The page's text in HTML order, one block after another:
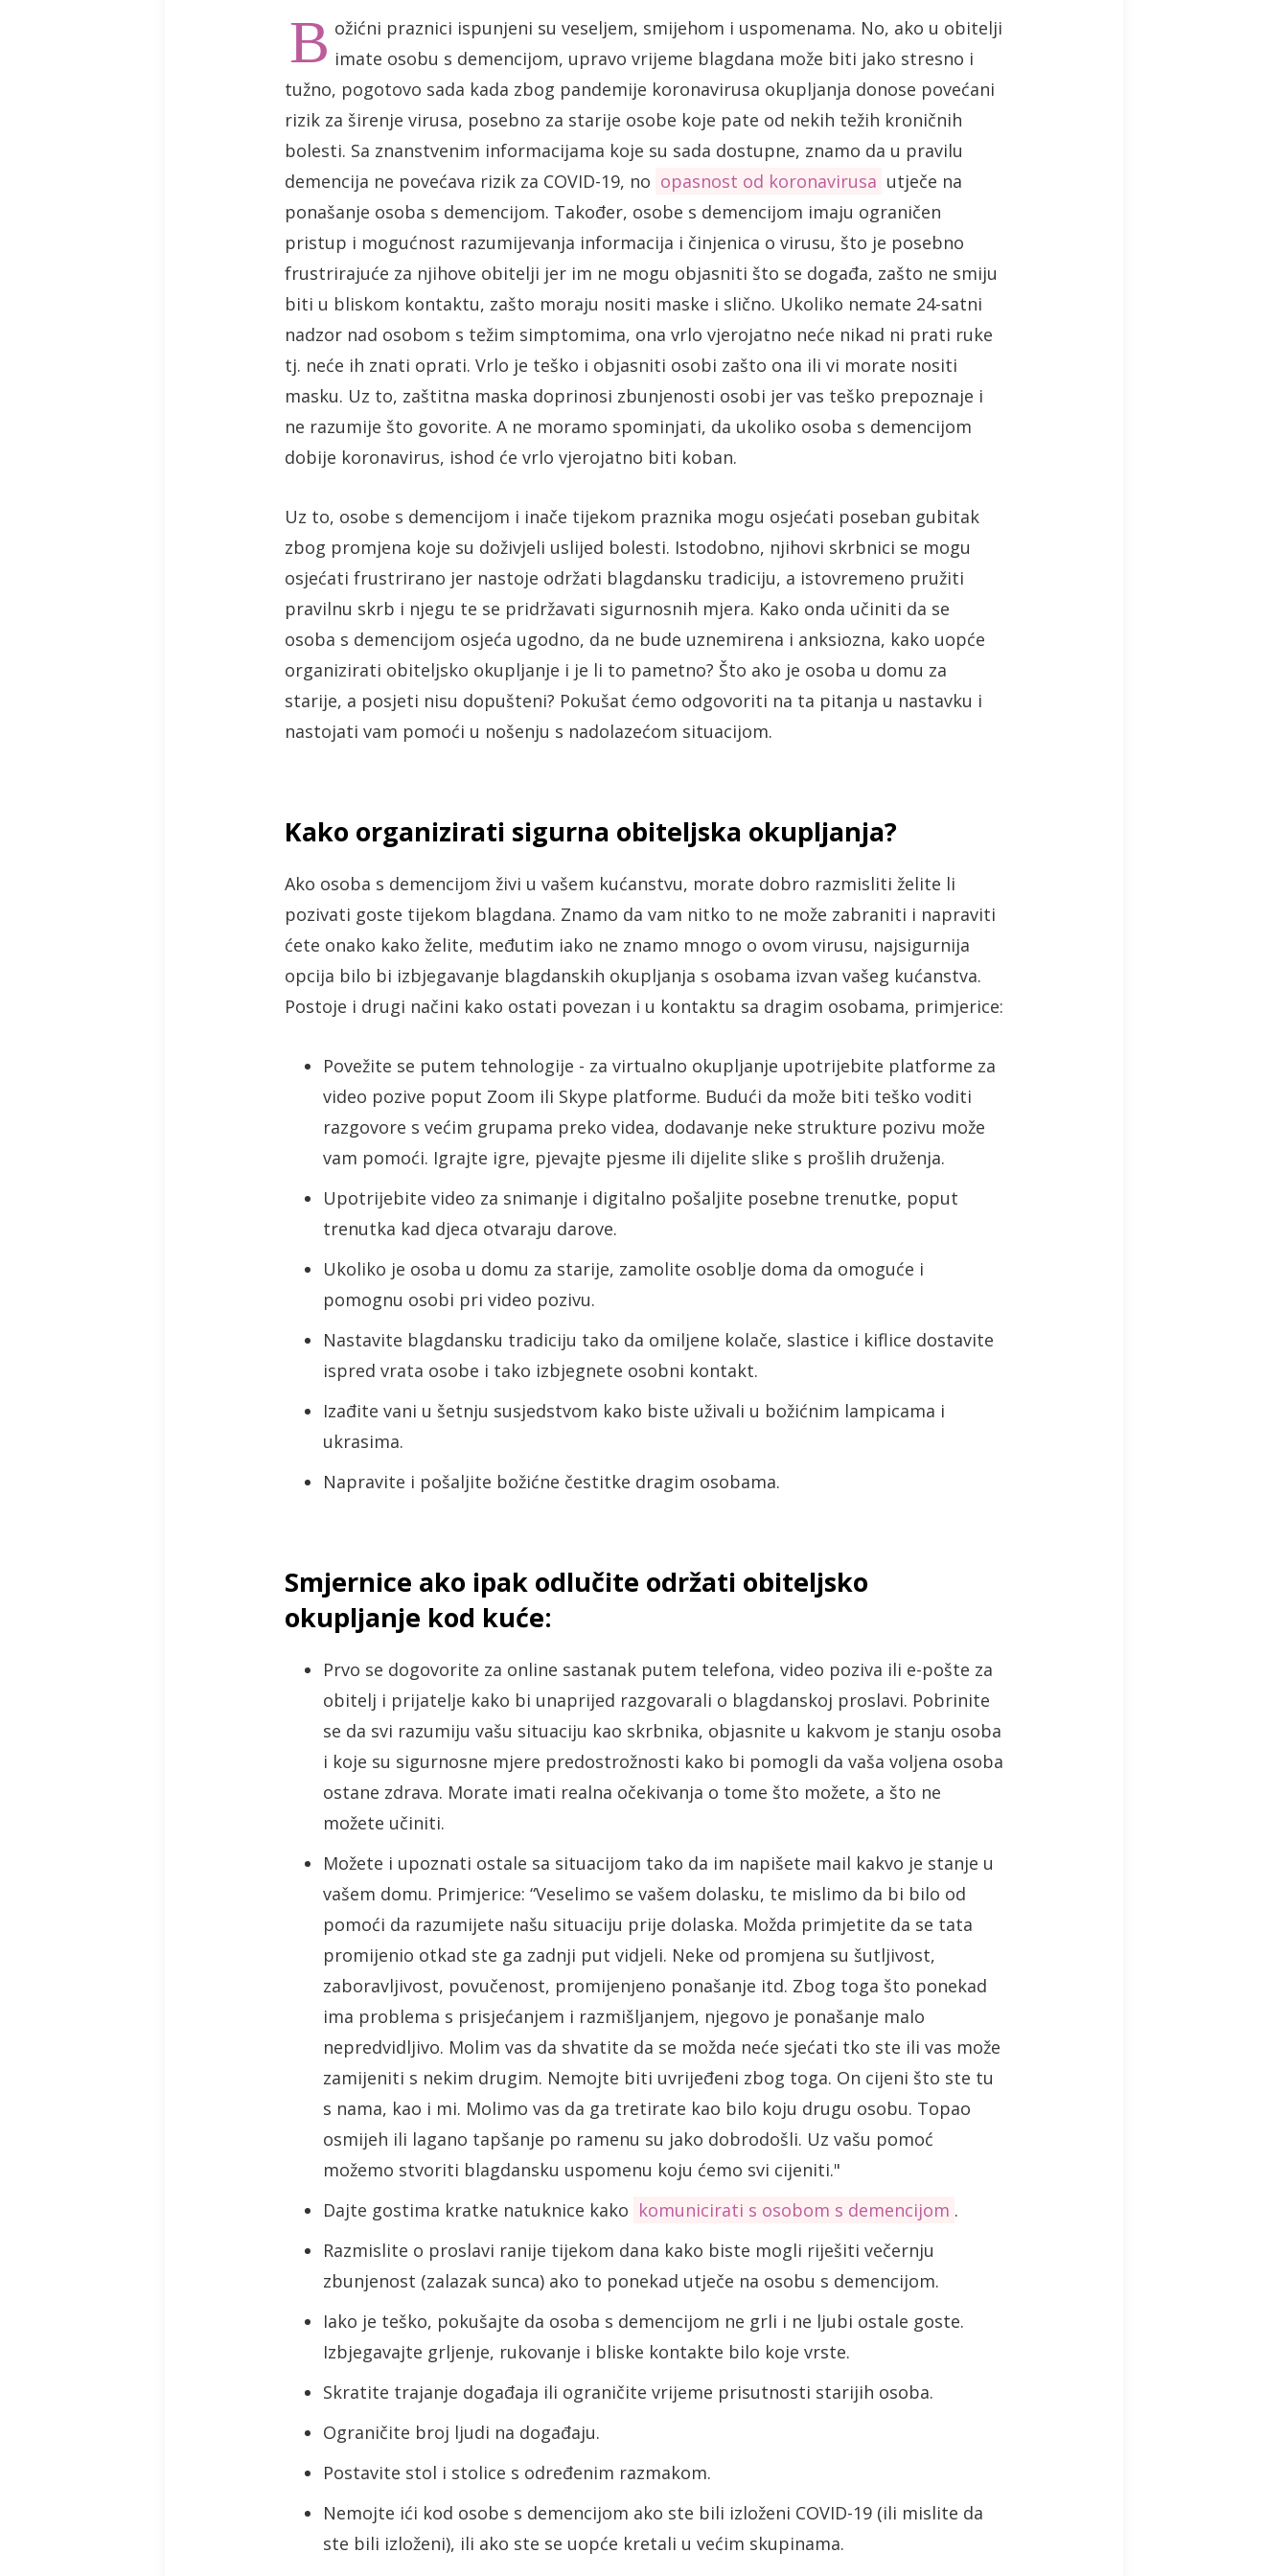
B ožićni praznici ispunjeni su veseljem, smijehom i uspomenama. No, ako u obitelji
imate osobu s demencijom, upravo vrijeme blagdana može biti jako stresno i
tužno, pogotovo sada kada zbog pandemije koronavirusa okupljanja donose povećani
rizik za širenje virusa, posebno za starije osobe koje pate od nekih težih kroničnih
bolesti. Sa znanstvenim informacijama koje su sada dostupne, znamo da u pravilu
demencija ne povećava rizik za COVID-19, no opasnost od koronavirusa utječe na
ponašanje osoba s demencijom. Također, osobe s demencijom imaju ograničen
pristup i mogućnost razumijevanja informacija i činjenica o virusu, što je posebno
frustrirajuće za njihove obitelji jer im ne mogu objasniti što se događa, zašto ne smiju
biti u bliskom kontaktu, zašto moraju nositi maske i slično. Ukoliko nemate 24-satni
nadzor nad osobom s težim simptomima, ona vrlo vjerojatno neće nikad ni prati ruke
tj. neće ih znati oprati. Vrlo je teško i objasniti osobi zašto ona ili vi morate nositi
masku. Uz to, zaštitna maska doprinosi zbunjenosti osobi jer vas teško prepoznaje i
ne razumije što govorite. A ne moramo spominjati, da ukoliko osoba s demencijom
dobije koronavirus, ishod će vrlo vjerojatno biti koban.
Uz to, osobe s demencijom i inače tijekom praznika mogu osjećati poseban gubitak
zbog promjena koje su doživjeli uslijed bolesti. Istodobno, njihovi skrbnici se mogu
osjećati frustrirano jer nastoje održati blagdansku tradiciju, a istovremeno pružiti
pravilnu skrb i njegu te se pridržavati sigurnosnih mjera. Kako onda učiniti da se
osoba s demencijom osjeća ugodno, da ne bude uznemirena i anksiozna, kako uopće
organizirati obiteljsko okupljanje i je li to pametno? Što ako je osoba u domu za
starije, a posjeti nisu dopušteni? Pokušat ćemo odgovoriti na ta pitanja u nastavku i
nastojati vam pomoći u nošenju s nadolazećom situacijom.
Kako organizirati sigurna obiteljska okupljanja?
Ako osoba s demencijom živi u vašem kućanstvu, morate dobro razmisliti želite li
pozivati goste tijekom blagdana. Znamo da vam nitko to ne može zabraniti i napraviti
ćete onako kako želite, međutim iako ne znamo mnogo o ovom virusu, najsigurnija
opcija bilo bi izbjegavanje blagdanskih okupljanja s osobama izvan vašeg kućanstva.
Postoje i drugi načini kako ostati povezan i u kontaktu sa dragim osobama, primjerice:
Povežite se putem tehnologije - za virtualno okupljanje upotrijebite platforme za
video pozive poput Zoom ili Skype platforme. Budući da može biti teško voditi
razgovore s većim grupama preko videa, dodavanje neke strukture pozivu može
vam pomoći. Igrajte igre, pjevajte pjesme ili dijelite slike s prošlih druženja.
Upotrijebite video za snimanje i digitalno pošaljite posebne trenutke, poput
trenutka kad djeca otvaraju darove.
Ukoliko je osoba u domu za starije, zamolite osoblje doma da omoguće i
pomognu osobi pri video pozivu.
Nastavite blagdansku tradiciju tako da omiljene kolače, slastice i kiflice dostavite
ispred vrata osobe i tako izbjegnete osobni kontakt.
Izađite vani u šetnju susjedstvom kako biste uživali u božićnim lampicama i
ukrasima.
Napravite i pošaljite božićne čestitke dragim osobama.
Smjernice ako ipak odlučite održati obiteljsko
okupljanje kod kuće:
Prvo se dogovorite za online sastanak putem telefona, video poziva ili e-pošte za
obitelj i prijatelje kako bi unaprijed razgovarali o blagdanskoj proslavi. Pobrinite
se da svi razumiju vašu situaciju kao skrbnika, objasnite u kakvom je stanju osoba
i koje su sigurnosne mjere predostrožnosti kako bi pomogli da vaša voljena osoba
ostane zdrava. Morate imati realna očekivanja o tome što možete, a što ne
možete učiniti.
Možete i upoznati ostale sa situacijom tako da im napišete mail kakvo je stanje u
vašem domu. Primjerice: “Veselimo se vašem dolasku, te mislimo da bi bilo od
pomoći da razumijete našu situaciju prije dolaska. Možda primjetite da se tata
promijenio otkad ste ga zadnji put vidjeli. Neke od promjena su šutljivost,
zaboravljivost, povučenost, promijenjeno ponašanje itd. Zbog toga što ponekad
ima problema s prisjećanjem i razmišljanjem, njegovo je ponašanje malo
nepredvidljivo. Molim vas da shvatite da se možda neće sjećati tko ste ili vas može
zamijeniti s nekim drugim. Nemojte biti uvrijeđeni zbog toga. On cijeni što ste tu
s nama, kao i mi. Molimo vas da ga tretirate kao bilo koju drugu osobu. Topao
osmijeh ili lagano tapšanje po ramenu su jako dobrodošli. Uz vašu pomoć
možemo stvoriti blagdansku uspomenu koju ćemo svi cijeniti."
Dajte gostima kratke natuknice kako komunicirati s osobom s demencijom .
Razmislite o proslavi ranije tijekom dana kako biste mogli riješiti večernju
zbunjenost (zalazak sunca) ako to ponekad utječe na osobu s demencijom.
Iako je teško, pokušajte da osoba s demencijom ne grli i ne ljubi ostale goste.
Izbjegavajte grljenje, rukovanje i bliske kontakte bilo koje vrste.
Skratite trajanje događaja ili ograničite vrijeme prisutnosti starijih osoba.
Ograničite broj ljudi na događaju.
Postavite stol i stolice s određenim razmakom.
Nemojte ići kod osobe s demencijom ako ste bili izloženi COVID-19 (ili mislite da
ste bili izloženi), ili ako ste se uopće kretali u većim skupinama.